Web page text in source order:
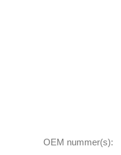
OEM nummer(s):